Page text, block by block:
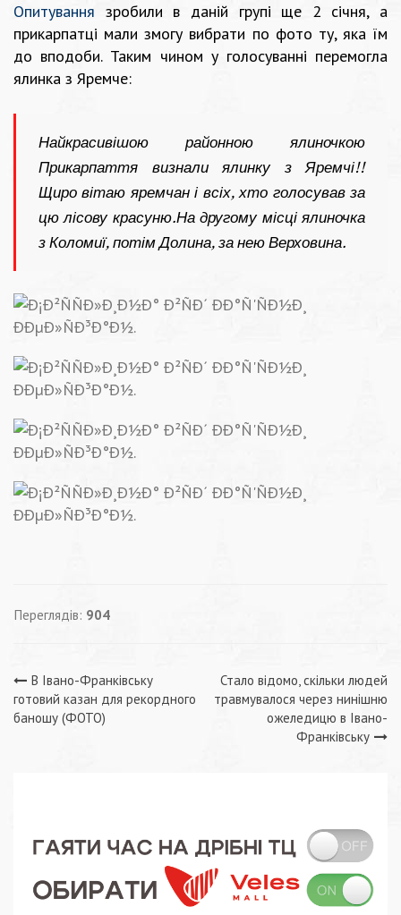
Опитування зробили в даній групі ще 2 січня, а
прикарпатці мали змогу вибрати по фото ту, яка їм
до вподоби. Таким чином у голосуванні перемогла
ялинка з Яремче:
Найкрасивішою районною ялиночкою
Прикарпаття визнали ялинку з Яремчі!!
Щиро вітаю яремчан і всіх, хто голосував за
цю лісову красуню.На другому місці ялиночка
з Коломиї, потім Долина, за нею Верховина.
Переглядів: 904
Навігація
записів
В Івано-Франківську
готовий казан для рекордного
баношу (ФОТО)
Стало відомо, скільки людей
травмувалося через нинішню
ожеледицю в Івано-
Франківську